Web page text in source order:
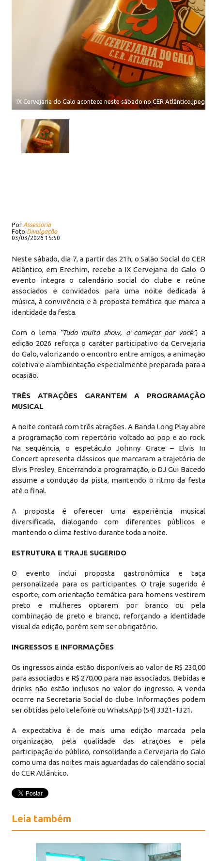
IX Cervejaria do Galo acontece neste sábado no CER Atlântico.jpeg
Por Assessoria
Foto Divulgação
03/03/2026 15:50
Neste sábado, dia 7, a partir das 21h, o Salão Social do CER
Atlântico, em Erechim, recebe a IX Cervejaria do Galo. O
evento integra o calendário social do clube e reúne
associados e convidados para uma noite dedicada à
música, à convivência e à proposta temática que marca a
identidade da festa.
Com o lema “Tudo muito show, a começar por você”, a
edição 2026 reforça o caráter participativo da Cervejaria
do Galo, valorizando o encontro entre amigos, a animação
coletiva e a ambientação especialmente preparada para a
ocasião.
TRÊS ATRAÇÕES GARANTEM A PROGRAMAÇÃO
MUSICAL
A noite contará com três atrações. A Banda Long Play abre
a programação com repertório voltado ao pop e ao rock.
Na sequência, o espetáculo Johnny Grace – Elvis In
Concert apresenta clássicos que marcaram a trajetória de
Elvis Presley. Encerrando a programação, o DJ Gui Bacedo
assume a condução da pista, mantendo o ritmo da festa
até o final.
A proposta é oferecer uma experiência musical
diversificada, dialogando com diferentes públicos e
mantendo o clima festivo durante toda a noite.
ESTRUTURA E TRAJE SUGERIDO
O evento inclui proposta gastronômica e taça
personalizada para os participantes. O traje sugerido é
esporte, com orientação temática para homens vestirem
preto e mulheres optarem por branco ou pela
combinação de preto e branco, reforçando a identidade
visual da edição, porém sem ser obrigatório.
INGRESSOS E INFORMAÇÕES
Os ingressos ainda estão disponíveis ao valor de R$ 230,00
para associados e R$ 270,00 para não associados. Bebidas e
drinks não estão inclusos no valor do ingresso. A venda
ocorre na Secretaria Social do clube. Informações podem
ser obtidas pelo telefone ou WhatsApp (54) 3321-1321.
A expectativa é de mais uma edição marcada pela
organização, pela qualidade das atrações e pela
participação do público, consolidando a Cervejaria do Galo
como uma das noites mais aguardadas do calendário social
do CER Atlântico.
Leia também